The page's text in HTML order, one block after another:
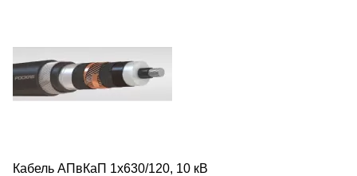
Кабель АПвКаП 1х630/120, 10 кВ